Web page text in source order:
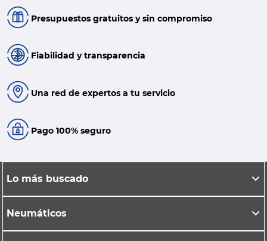
Presupuestos gratuitos y sin compromiso
Fiabilidad y transparencia
Una red de expertos a tu servicio
Pago 100% seguro
Lo más buscado
Neumáticos